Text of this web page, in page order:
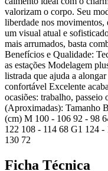
valorizam o corpo. Seu
liberdade nos
um visual atual e
mais arrumados, basta
Benefícios e Qualidade:
as estações Modelagem
listrada que ajuda a
confortável Excelente
ocasiões: trabalho, passeio
(Aproximadas): Tamanho
(cm) M 100 - 106 92 - 98
122 108 - 114 68 G1 124
130 72
Ficha Técnica